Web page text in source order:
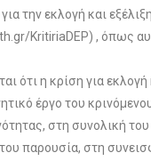
την εκλογή και
KritiriaDEP) , όπως
ότι η κρίση για
έργο του
στη συνολική
παρουσία, στη